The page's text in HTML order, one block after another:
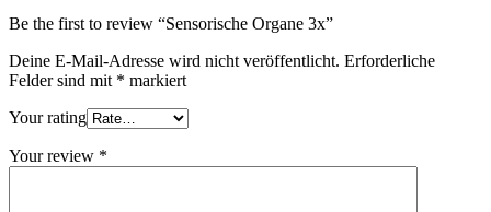
Be the first to review “Sensorische Organe 3x”
Deine E-Mail-Adresse wird nicht veröffentlicht. Erforderliche
Felder sind mit * markiert
Your rating
Your review *